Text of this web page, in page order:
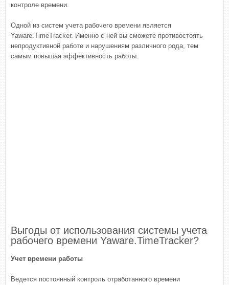
контроле времени.
Одной из систем учета рабочего времени является
Yaware.TimeTracker. Именно с ней вы сможете противостоять
непродуктивной работе и нарушениям различного рода, тем
самым повышая эффективность работы.
Выгоды от использования системы учета
рабочего времени Yaware.TimeTracker?
Учет времени работы
Ведется постоянный контроль отработанного времени